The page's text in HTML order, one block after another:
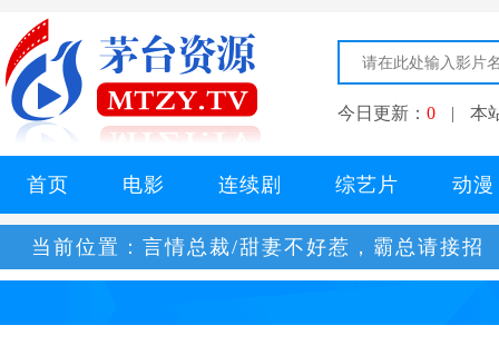
今日更新： 0 | 本
首页 电影 连续剧 综艺片 动漫
当前位置： 言情总裁/甜妻不好惹，霸总请接招